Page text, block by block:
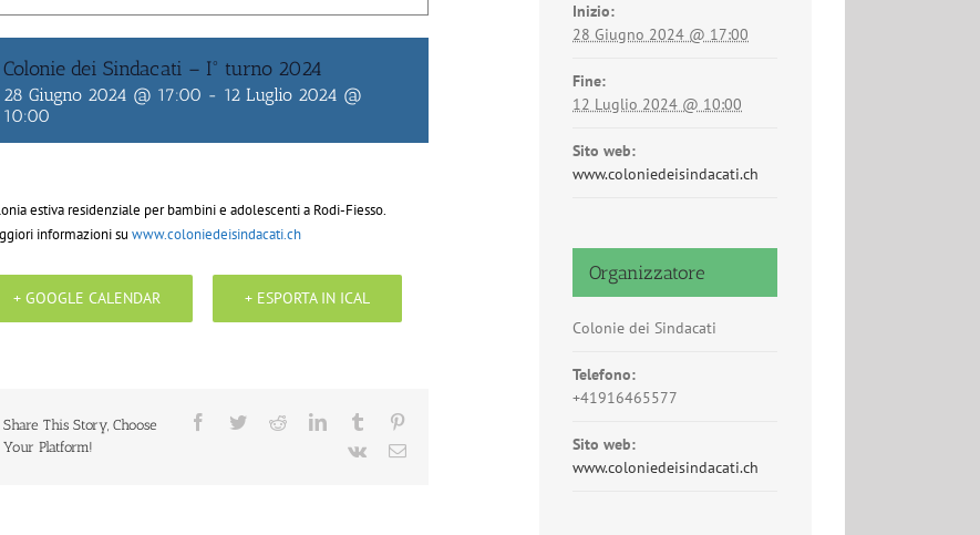
Colonie dei Sindacati – I° turno 2024
28 Giugno 2024 @ 17:00 - 12 Luglio 2024 @
10:00
estiva residenziale per bambini e adolescenti a Rodi-Fiesso.
informazioni su www.coloniedeisindacati.ch
+ GOOGLE CALENDAR + ESPORTA IN ICAL
Share This Story, Choose
Your Platform!
Facebook
TwitterRedditLinkedInTumblr
Vk
Email
Inizio:
28 Giugno 2024 @ 17:00
Fine:
12 Luglio 2024 @ 10:00
Sito web:
www.coloniedeisindacati.ch
Organizzatore
Colonie dei Sindacati
Telefono:
+41916465577
Sito web:
www.coloniedeisindacati.ch